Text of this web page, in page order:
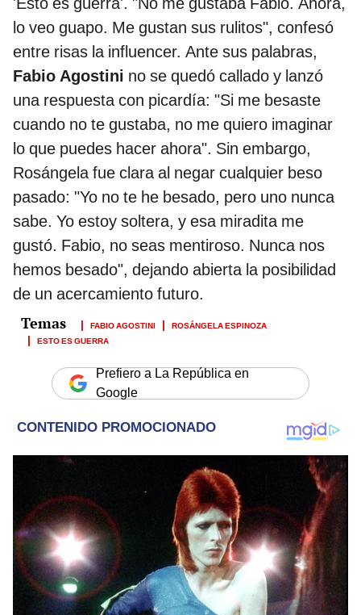
lo veo guapo. Me gustan sus rulitos", confesó
entre risas la influencer. Ante sus palabras,
Fabio Agostini no se quedó callado y lanzó
una respuesta con picardía: "Si me besaste
cuando no te gustaba, no me quiero imaginar
lo que puedes hacer ahora". Sin embargo,
Rosángela fue clara al negar cualquier beso
pasado: "Yo no te he besado, pero uno nunca
sabe. Yo estoy soltera, y esa miradita me
gustó. Fabio, no seas mentiroso. Nunca nos
hemos besado", dejando abierta la posibilidad
de un acercamiento futuro.
FABIO AGOSTINI
ROSÁNGELA ESPINOZA
ESTO ES GUERRA
Prefiero a La República en
Google